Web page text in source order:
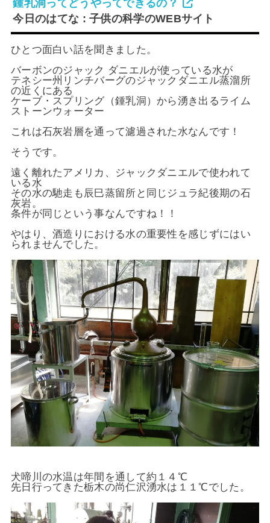
鍾乳洞ってどうやってできるの？
今日のはてな : 子供の科学のWEBサイト
ひとつ面白い話を聞きました。
バーボンのジャック ダニエルが使っている水が
テネシー州リンチバーグのジャックダニエル蒸溜所
の近くにある
ケーブ・スプリング（鍾乳洞）から湧き出るライム
ストーンウォーター
これは石灰岩層を通って濾過された水なんです！
そうです。
遠く離れたアメリカ、ジャックダニエルで使われて
いる水
その水の馳走も辰巳蒸留所と同じジュラ紀後期の石
灰岩。
条件が同じという事なんですね！！
やはり、酒造りにおける水の重要性を感じずにはい
られませんでした。
犬啼川の水温は年間を通して約１４℃
先日行ってきた栃木の尚仁沢湧水は１１℃でした。